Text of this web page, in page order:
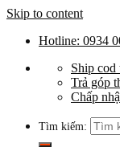
Skip to content
Hotline: 0934
Ship cod
Trả góp
Chấp
Tìm kiếm: